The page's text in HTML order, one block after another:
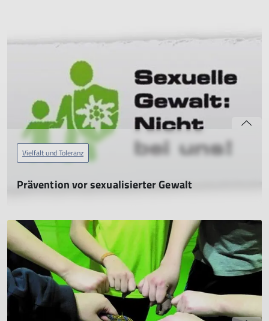
Vielfalt und Toleranz
Prävention vor sexualisierter Gewalt
Kinder und Jugendliche bedürfen des besonderen Schutzes.
Daher ist uns Prävention besonders wichtig. Bereits 2013 hat
die Sektion DAV Sektion Mainz in einer Arbeitsgruppe ein
Konzept zur Prävention sexualisierter Gewalt in der Kinder-
und Jugendarbeit der Sektion erarbeitet.
mehr erfahren